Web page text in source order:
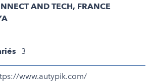
AND TECH, FRANCE
3
www.autypik.com/